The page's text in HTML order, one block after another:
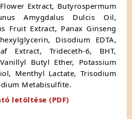
Extract, Butyrospermum
Amygdalus Dulcis Oil,
Fruit Extract, Panax Ginseng
Disodium EDTA,
Extract, Trideceth-6, BHT,
Butyl Ether, Potassium
Menthyl Lactate, Trisodium
Metabisulfite.
letöltése (PDF)